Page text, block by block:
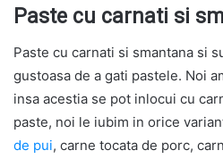
Paste cu carnati si
Paste cu carnati si smantana si
gustoasa de a gati pastele. Noi
insa acestia se pot inlocui cu
paste, noi le iubim in orice
de pui, carne tocata de porc,